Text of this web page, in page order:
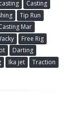
Casting
Tip Run
Mar
Free Rig
Darting
Ika jet
Traction